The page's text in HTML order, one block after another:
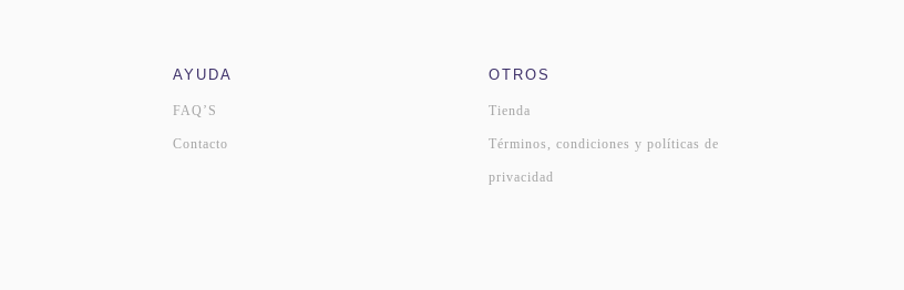
AYUDA
FAQ’S
Contacto
OTROS
Tienda
Términos, condiciones y políticas de
privacidad